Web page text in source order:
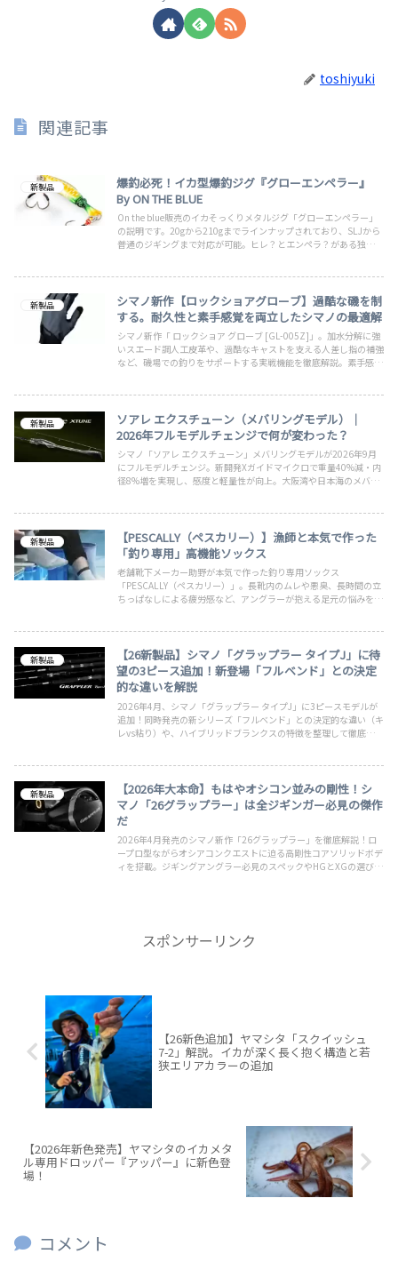
toshiyuki
関連記事
新製品
爆釣必死！イカ型爆釣ジグ『グローエンペラー』
By ON THE BLUE
On the blue販売のイカそっくりメタルジグ「グローエンペラー」
の説明です。20gから210gまでラインナップされており、SLJから
普通のジギングまで対応が可能。ヒレ？とエンペラ？がある独特な
新製品
シマノ新作【ロックショアグローブ】過酷な磯を制
する。耐久性と素手感覚を両立したシマノの最適解
シマノ新作「 ロックショア グローブ [GL-005Z]」。加水分解に強
いスエード調人工皮革や、過酷なキャストを支える人差し指の補強
など、磯場での釣りをサポートする実戦機能を徹底解説。素手感覚
新製品
ソアレ エクスチューン（メバリングモデル）｜
2026年フルモデルチェンジで何が変わった？
シマノ「ソアレ エクスチューン」メバリングモデルが2026年9月
にフルモデルチェンジ。新開発Xガイドマイクロで重量40%減・内
径8%増を実現し、感度と軽量性が向上。大阪湾や日本海のメバリ
新製品
【PESCALLY（ペスカリー）】漁師と本気で作った
「釣り専用」高機能ソックス
老舗靴下メーカー助野が本気で作った釣り専用ソックス
「PESCALLY（ペスカリー）」。長靴内のムレや悪臭、長時間の立
ちっぱなしによる疲労感など、アングラーが抱える足元の悩みを根
新製品
【26新製品】シマノ「グラップラー タイプJ」に待
望の3ピース追加！新登場「フルベンド」との決定
的な違いを解説
2026年4月、シマノ「グラップラー タイプJ」に3ピースモデルが
追加！同時発売の新シリーズ「フルベンド」との決定的な違い（キ
レvs粘り）や、ハイブリッドブランクスの特徴を整理して徹底解説
新製品
【2026年大本命】もはやオシコン並みの剛性！シ
マノ「26グラップラー」は全ジギンガー必見の傑作
だ
2026年4月発売のシマノ新作「26グラップラー」を徹底解説！ロ
ープロ型ながらオシアコンクエストに迫る高剛性コアソリッドボデ
ィを搭載。ジギングアングラー必見のスペックやHGとXGの選び方
スポンサーリンク
【26新色追加】ヤマシタ「スクイッシュ
7-2」解説。イカが深く長く抱く構造と若
狭エリアカラーの追加
【2026年新色発売】ヤマシタのイカメタ
ル専用ドロッパー『アッパー』に新色登
場！
コメント